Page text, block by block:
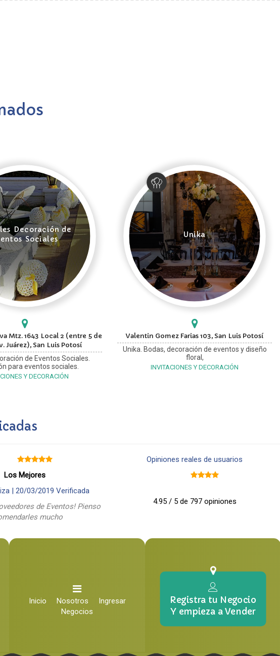
Decoración de
Sociales
Mtz. 1643 Local 2 (entre 5 de
Juárez), San Luis Potosí
de Eventos Sociales.
para eventos sociales.
Y DECORACIÓN
Unika
Valentin Gomez Farias 103, San Luis Potosí
Unika. Bodas, decoración de eventos y diseño
floral,
INVITACIONES Y DECORACIÓN
Los Mejores
| 20/03/2019 Verificada
de Eventos! Pienso
mucho
Opiniones reales de usuarios
4.95 / 5 de 797 opiniones
Inicio Nosotros
Ingresar
Negocios
Registra tu Negocio
Y empieza a Vender